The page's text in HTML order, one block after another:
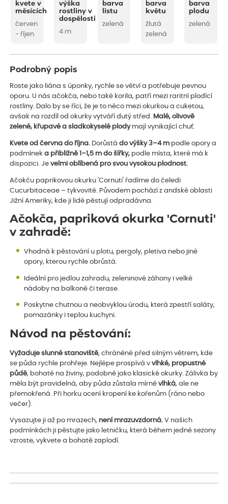
kvete v
měsících
červen
- říjen
výška
rostliny v
dospělosti
4 m
barva
listu
zelená
barva
květu
žlutá
zelená
barva
plodu
zelená
Podrobný popis
Roste jako liána s úponky, rychle se větví a potřebuje pevnou
oporu. U nás ačokča, nebo také korila, patří mezi raritní plodící
rostliny. Dalo by se říci, že je to něco mezi okurkou a cuketou,
avšak na rozdíl od okurky vytváří dutý střed. Malé, olivově
zelené, křupavé a sladkokyselé plodymají vynikající chuť.
Kvete od června do října. Dorůstádo výšky 3–4 m podle opory a
podmíneka přibližně 1–1,5 m do šířky, podle místa, které má k
dispozici. Jevelmi oblíbená pro svou vysokou plodnost.
Ačokču paprikovou okurku 'Cornuti' řadíme do čeledi
Cucurbitaceae – tykvovité. Původem pochází z andské oblasti
Jižní Ameriky, kde ji lidé pěstují odpradávna.
Ačokča, papriková okurka 'Cornuti'
v zahradě:
Vhodná k pěstování u plotu, pergoly, pletiva nebo jiné
opory, kterou rychle obrůstá.
Ideální pro jedlou zahradu, zeleninové záhony i velké
nádoby na balkoně či terase.
Poskytne chutnou a neobvyklou úrodu, která zpestří saláty,
pomazánky i teplou kuchyni.
Návod na pěstování:
Vyžaduje slunné stanoviště, chráněné před silným větrem, kde
se půda rychle prohřeje. Nejlépe prospívá vvlhké, propustné
půdě, bohaté na živiny, podobně jako klasické okurky. Zálivka by
měla být pravidelná, aby půda zůstala mírněvlhká, ale ne
přemokřená. Při horku ocení kropení ke kořenům (ráno nebo
večer).
Vysazujte ji až po mrazech, není mrazuvzdorná. V našich
podmínkách ji pěstujte jako letničku, která během jedné sezony
vzroste, vykvete a bohatě zaplodí.